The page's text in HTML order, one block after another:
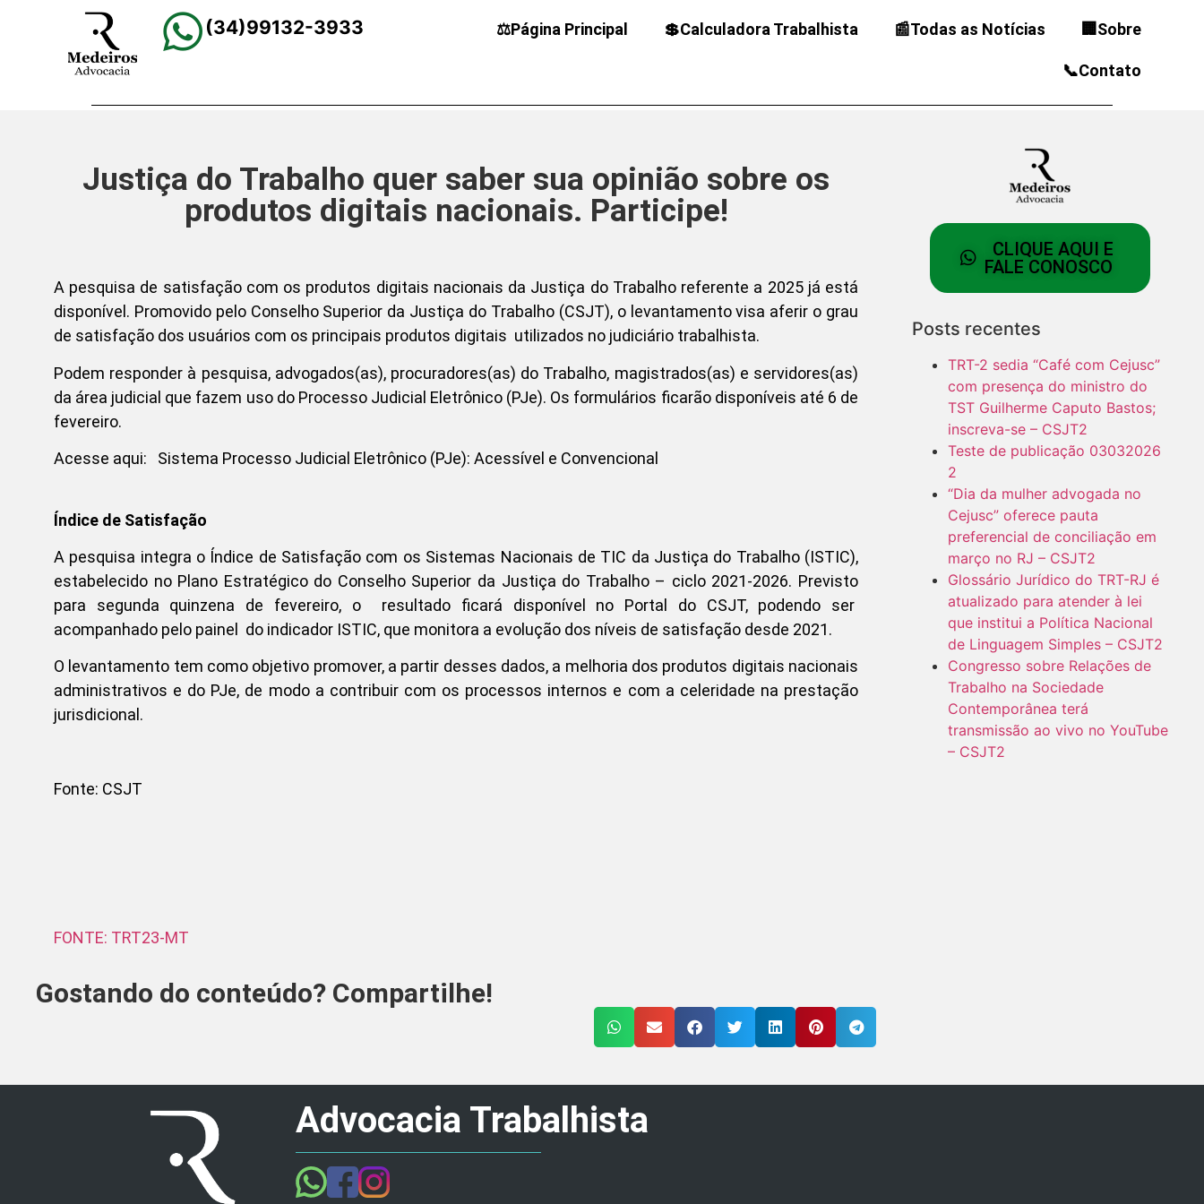
(34)99132-3933 ⚖️Página Principal 💲Calculadora Trabalhista 📰Todas as Notícias 🏢Sobre
📞Contato
Justiça do Trabalho quer saber sua opinião sobre os
produtos digitais nacionais. Participe!
A pesquisa de satisfação com os produtos digitais nacionais da Justiça do Trabalho referente a 2025 já está
disponível. Promovido pelo Conselho Superior da Justiça do Trabalho (CSJT), o levantamento visa aferir o grau
de satisfação dos usuários com os principais produtos digitais utilizados no judiciário trabalhista.
Podem responder à pesquisa, advogados(as), procuradores(as) do Trabalho, magistrados(as) e servidores(as)
da área judicial que fazem uso do Processo Judicial Eletrônico (PJe). Os formulários ficarão disponíveis até 6 de
fevereiro.
Acesse aqui: Sistema Processo Judicial Eletrônico (PJe): Acessível e Convencional
Índice de Satisfação
A pesquisa integra o Índice de Satisfação com os Sistemas Nacionais de TIC da Justiça do Trabalho (ISTIC),
estabelecido no Plano Estratégico do Conselho Superior da Justiça do Trabalho – ciclo 2021-2026. Previsto
para segunda quinzena de fevereiro, o resultado ficará disponível no Portal do CSJT, podendo ser
acompanhado pelo painel do indicador ISTIC, que monitora a evolução dos níveis de satisfação desde 2021.
O levantamento tem como objetivo promover, a partir desses dados, a melhoria dos produtos digitais nacionais
administrativos e do PJe, de modo a contribuir com os processos internos e com a celeridade na prestação
jurisdicional.
Fonte: CSJT
FONTE: TRT23-MT
Gostando do conteúdo? Compartilhe!
CLIQUE AQUI E
FALE CONOSCO
Posts recentes
TRT-2 sedia “Café com Cejusc”
com presença do ministro do
TST Guilherme Caputo Bastos;
inscreva-se – CSJT2
Teste de publicação 03032026
2
“Dia da mulher advogada no
Cejusc” oferece pauta
preferencial de conciliação em
março no RJ – CSJT2
Glossário Jurídico do TRT-RJ é
atualizado para atender à lei
que institui a Política Nacional
de Linguagem Simples – CSJT2
Congresso sobre Relações de
Trabalho na Sociedade
Contemporânea terá
transmissão ao vivo no YouTube
– CSJT2
Advocacia Trabalhista